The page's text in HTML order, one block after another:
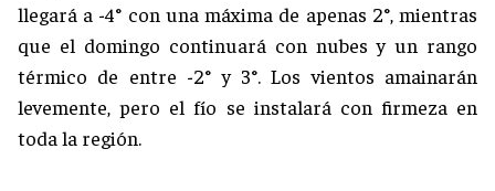
llegará a -4° con una máxima de apenas 2°, mientras
que el domingo continuará con nubes y un rango
térmico de entre -2° y 3°. Los vientos amainarán
levemente, pero el fío se instalará con firmeza en
toda la región.